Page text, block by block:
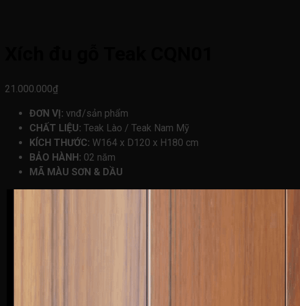
21.000.000₫
ĐƠN VỊ: vnđ/sản phẩm
CHẤT LIỆU: Teak Lào / Teak Nam Mỹ
KÍCH THƯỚC: W164 x D120 x H180 cm
BẢO HÀNH: 02 năm
MÃ MÀU SƠN & DẦU